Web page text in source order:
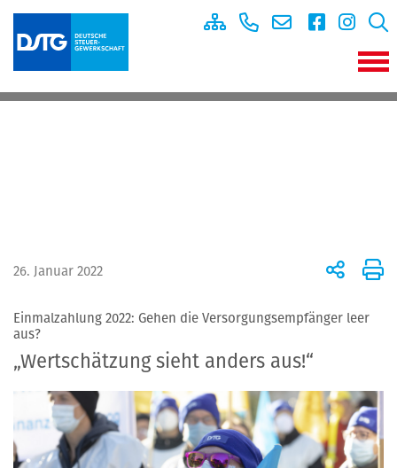
26. Januar 2022
Einmalzahlung 2022: Gehen die Versorgungsempfänger leer
aus?
„Wertschätzung sieht anders aus!“